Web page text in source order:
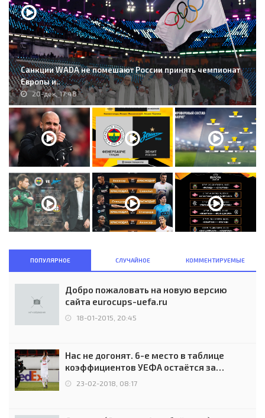
Санкции WADA не помешают России принять чемпионат
Европы и..
20-дек, 17:48
ПОПУЛЯРНОЕ СЛУЧАЙНОЕ КОММЕНТИРУЕМЫЕ
Добро пожаловать на новую версию
сайта eurocups-uefa.ru
18-01-2015, 20:45
Нас не догонят. 6-е место в таблице
коэффициентов УЕФА остаётся за
Россией
23-02-2018, 08:17